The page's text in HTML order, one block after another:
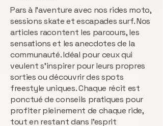
Pars à l’aventure avec nos rides moto,
sessions skate et escapades surf. Nos
articles racontent les parcours, les
sensations et les anecdotes de la
communauté. Idéal pour ceux qui
veulent s’inspirer pour leurs propres
sorties ou découvrir des spots
freestyle uniques. Chaque récit est
ponctué de conseils pratiques pour
profiter pleinement de chaque ride,
tout en restant dans l’esprit